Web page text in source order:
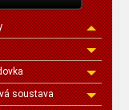
soustava